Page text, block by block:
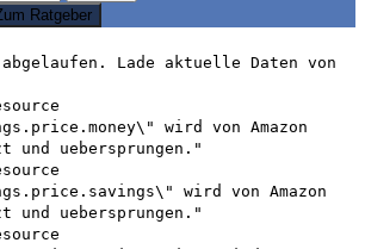
Ratgeber
Lade aktuelle Daten von
wird von Amazon
uebersprungen."
wird von Amazon
uebersprungen."